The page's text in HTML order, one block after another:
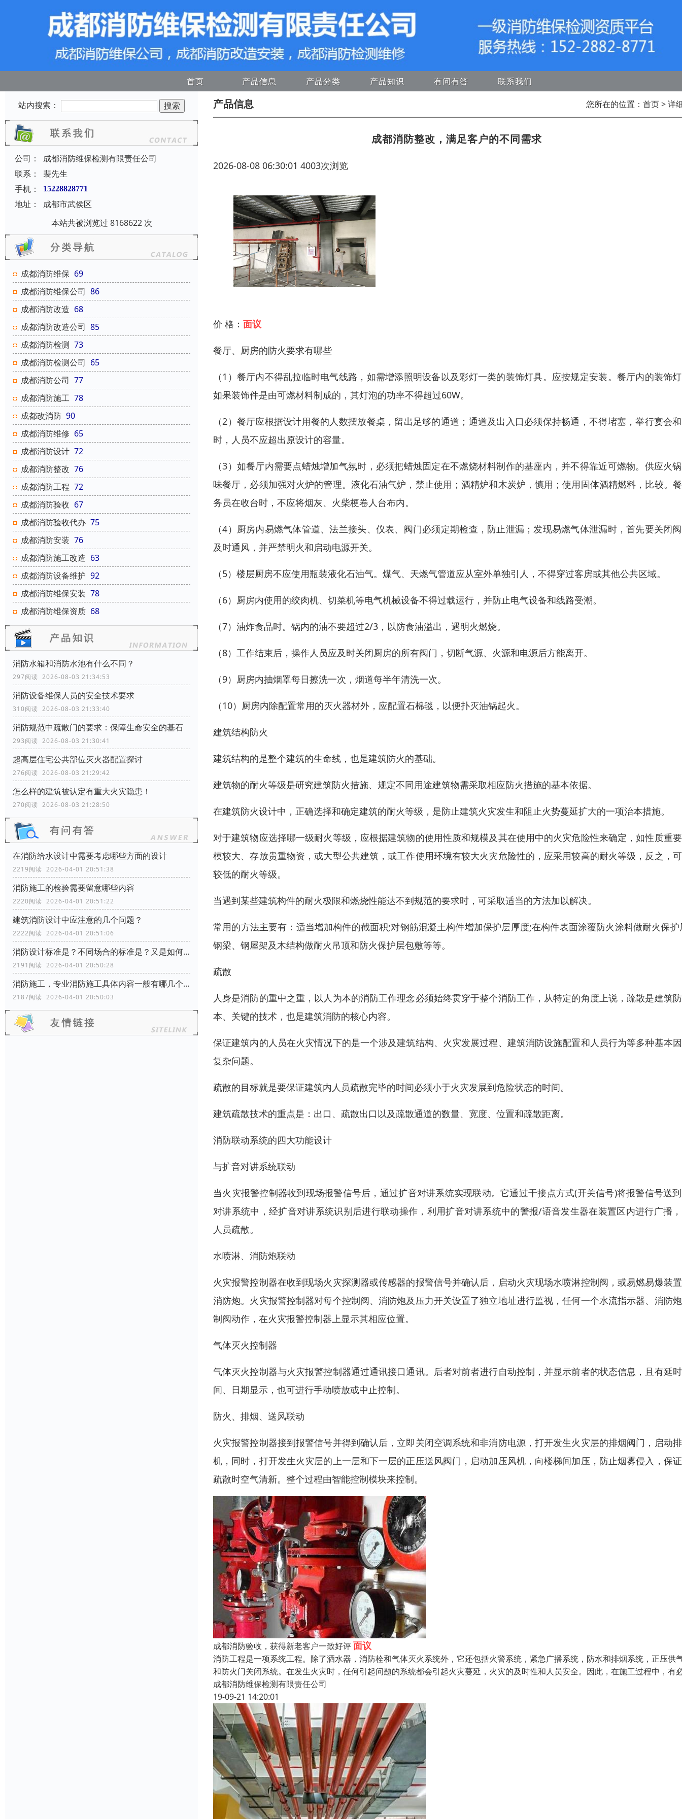
首页 产品信息 产品分类 产品知识 有问有答 联系我们
站内搜索：
公司：
成都消防维保检测有限责任公司
联系：
裴先生
手机：
15228828771
地址：
成都市武侯区
本站共被浏览过 8168622 次
成都消防维保 69
成都消防维保公司 86
成都消防改造 68
成都消防改造公司 85
成都消防检测 73
成都消防检测公司 65
成都消防公司 77
成都消防施工 78
成都改消防 90
成都消防维修 65
成都消防设计 72
成都消防整改 76
成都消防工程 72
成都消防验收 67
成都消防验收代办 75
成都消防安装 76
成都消防施工改造 63
成都消防设备维护 92
成都消防维保安装 78
成都消防维保资质 68
消防水箱和消防水池有什么不同？
297阅读 2026-08-03 21:34:53
消防设备维保人员的安全技术要求
310阅读 2026-08-03 21:33:40
消防规范中疏散门的要求：保障生命安全的基石
293阅读 2026-08-03 21:30:41
超高层住宅公共部位灭火器配置探讨
276阅读 2026-08-03 21:29:42
怎么样的建筑被认定有重大火灾隐患！
270阅读 2026-08-03 21:28:50
在消防给水设计中需要考虑哪些方面的设计
2219阅读 2026-04-01 20:51:38
消防施工的检验需要留意哪些内容
2220阅读 2026-04-01 20:51:22
建筑消防设计中应注意的几个问题？
2222阅读 2026-04-01 20:51:06
消防设计标准是？不同场合的标准是？又是如何分类的？
2191阅读 2026-04-01 20:50:28
消防施工，专业消防施工具体内容一般有哪几个方面？
2187阅读 2026-04-01 20:50:03
产品信息 您所在的位置： 首页> 详
成都消防整改，满足客户的不同需求
2026-08-08 06:30:01 4003次浏览
价 格： 面议
餐厅、厨房的防火要求有哪些
（1）餐厅内不得乱拉临时电气线路，如需增添照明设备以及彩灯一类的装饰灯具。应按规定安装。餐厅内的装饰
如果装饰件是由可燃材料制成的，其灯泡的功率不得超过60W。
（2）餐厅应根据设计用餐的人数摆放餐桌，留出足够的通道；通道及出入口必须保持畅通，不得堵塞，举行宴会
时，人员不应超出原设计的容量。
（3）如餐厅内需要点蜡烛增加气氛时，必须把蜡烛固定在不燃烧材料制作的基座内，并不得靠近可燃物。供应火
味餐厅，必须加强对火炉的管理。液化石油气炉，禁止使用；酒精炉和木炭炉，慎用；使用固体酒精燃料，比较。
务员在收台时，不应将烟灰、火柴梗卷人台布内。
（4）厨房内易燃气体管道、法兰接头、仪表、阀门必须定期检查，防止泄漏；发现易燃气体泄漏时，首先要关闭
及时通风，并严禁明火和启动电源开关。
（5）楼层厨房不应使用瓶装液化石油气。煤气、天燃气管道应从室外单独引人，不得穿过客房或其他公共区域。
（6）厨房内使用的绞肉机、切菜机等电气机械设备不得过载运行，并防止电气设备和线路受潮。
（7）油炸食品时。锅内的油不要超过2/3，以防食油溢出，遇明火燃烧。
（8）工作结束后，操作人员应及时关闭厨房的所有阀门，切断气源、火源和电源后方能离开。
（9）厨房内抽烟罩每日擦洗一次，烟道每半年清洗一次。
（10）厨房内除配置常用的灭火器材外，应配置石棉毯，以便扑灭油锅起火。
建筑结构防火
建筑结构的是整个建筑的生命线，也是建筑防火的基础。
建筑物的耐火等级是研究建筑防火措施、规定不同用途建筑物需采取相应防火措施的基本依据。
在建筑防火设计中，正确选择和确定建筑的耐火等级，是防止建筑火灾发生和阻止火势蔓延扩大的一项治本措施。
对于建筑物应选择哪一级耐火等级，应根据建筑物的使用性质和规模及其在使用中的火灾危险性来确定，如性质重
模较大、存放贵重物资，或大型公共建筑，或工作使用环境有较大火灾危险性的，应采用较高的耐火等级，反之，
较低的耐火等级。
当遇到某些建筑构件的耐火极限和燃烧性能达不到规范的要求时，可采取适当的方法加以解决。
常用的方法主要有：适当增加构件的截面积;对钢筋混凝土构件增加保护层厚度;在构件表面涂覆防火涂料做耐火保护
钢梁、钢屋架及木结构做耐火吊顶和防火保护层包敷等等。
疏散
人身是消防的重中之重，以人为本的消防工作理念必须始终贯穿于整个消防工作，从特定的角度上说，疏散是建筑
本、关键的技术，也是建筑消防的核心内容。
保证建筑内的人员在火灾情况下的是一个涉及建筑结构、火灾发展过程、建筑消防设施配置和人员行为等多种基本
复杂问题。
疏散的目标就是要保证建筑内人员疏散完毕的时间必须小于火灾发展到危险状态的时间。
建筑疏散技术的重点是：出口、疏散出口以及疏散通道的数量、宽度、位置和疏散距离。
消防联动系统的四大功能设计
与扩音对讲系统联动
当火灾报警控制器收到现场报警信号后，通过扩音对讲系统实现联动。它通过干接点方式(开关信号)将报警信号送
对讲系统中，经扩音对讲系统识别后进行联动操作，利用扩音对讲系统中的警报/语音发生器在装置区内进行广播
人员疏散。
水喷淋、消防炮联动
火灾报警控制器在收到现场火灾探测器或传感器的报警信号并确认后，启动火灾现场水喷淋控制阀，或易燃易爆装
消防炮。火灾报警控制器对每个控制阀、消防炮及压力开关设置了独立地址进行监视，任何一个水流指示器、消防
制阀动作，在火灾报警控制器上显示其相应位置。
气体灭火控制器
气体灭火控制器与火灾报警控制器通过通讯接口通讯。后者对前者进行自动控制，并显示前者的状态信息，且有延
间、日期显示，也可进行手动喷放或中止控制。
防火、排烟、送风联动
火灾报警控制器接到报警信号并得到确认后，立即关闭空调系统和非消防电源，打开发生火灾层的排烟阀门，启动
机，同时，打开发生火灾层的上一层和下一层的正压送风阀门，启动加压风机，向楼梯间加压，防止烟雾侵入，保
疏散时空气清新。整个过程由智能控制模块来控制。
成都消防验收，获得新老客户一致好评面议
消防工程是一项系统工程。除了洒水器，消防栓和气体灭火系统外，它还包括火警系统，紧急广播系统，防水和排烟系统，正压供
和防火门关闭系统。在发生火灾时，任何引起问题的系统都会引起火灾蔓延，火灾的及时性和人员安全。因此，在施工过程中，有
成都消防维保检测有限责任公司
19-09-21 14:20:01